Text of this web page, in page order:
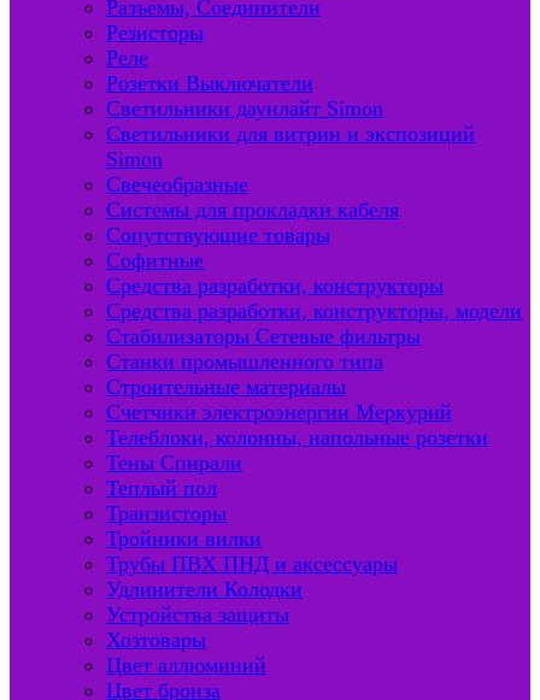
Разъемы, Соединители
Резисторы
Реле
Розетки Выключатели
Светильники даунлайт Simon
Светильники для витрин и экспозиций
Simon
Свечеобразные
Системы для прокладки кабеля
Сопутствующие товары
Софитные
Средства разработки, конструкторы
Средства разработки, конструкторы, модели
Стабилизаторы Сетевые фильтры
Станки промышленного типа
Строительные материалы
Счетчики электроэнергии Меркурий
Телеблоки, колонны, напольные розетки
Тены Спирали
Теплый пол
Транзисторы
Тройники вилки
Трубы ПВХ ПНД и аксессуары
Удлинители Колодки
Устройства защиты
Хозтовары
Цвет аллюминий
Цвет бронза